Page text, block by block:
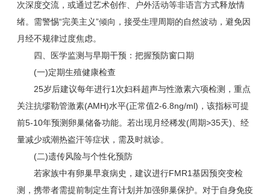
次深度交流，或通过艺术创作、户外活动等非语言方式释放情
绪。需警惕“完美主义”倾向，接受生理周期的自然波动，避免因
月经不规律过度焦虑。
四、医学监测与早期干预：把握预防窗口期
(一)定期生殖健康检查
25岁后建议每年进行1次妇科超声与性激素六项检测，重点
关注抗缪勒管激素(AMH)水平(正常值2-6.8ng/ml)，该指标可提
前5-10年预测卵巢储备功能。若出现月经稀发(周期>35天)、经
量减少或潮热盗汗等症状，需及时就诊。
(二)遗传风险与个性化预防
若家族中有卵巢早衰病史，建议进行FMR1基因预突变检
测，携带者需提前制定生育计划并加强卵巢保护。对于自身免疫